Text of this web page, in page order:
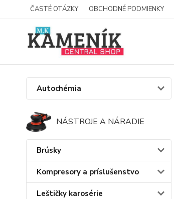
ČASTÉ OTÁZKY OBCHODNÉ PODMIENKY
Autochémia
NÁSTROJE A NÁRADIE
Brúsky
Kompresory a príslušenstvo
Leštičky karosérie